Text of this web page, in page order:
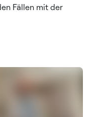
Fällen mit der